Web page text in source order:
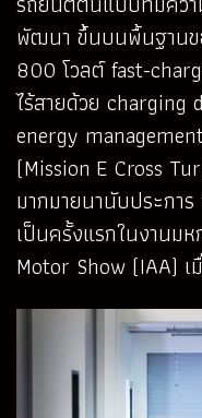
พัฒนา ขึ้นบนพื้นฐานข
800 โวลต์ fast-
ไร้สายด้วย charging
energy
(Mission E Cross
มากมายนานับประกา
เป็นครั้งแรกในงานม
Motor Show (IAA) เ